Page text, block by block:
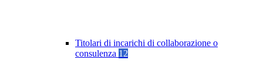
Titolari di incarichi di collaborazione o
consulenza 12